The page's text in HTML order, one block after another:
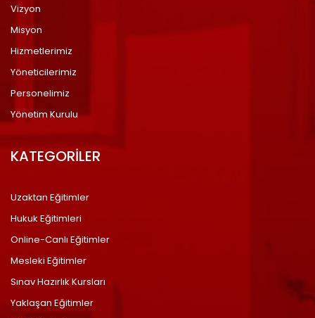
Vizyon
Misyon
Hizmetlerimiz
Yöneticilerimiz
Personelimiz
Yönetim Kurulu
KATEGORİLER
Uzaktan Eğitimler
Hukuk Eğitimleri
Online-Canlı Eğitimler
Mesleki Eğitimler
Sınav Hazırlık Kursları
Yaklaşan Eğitimler